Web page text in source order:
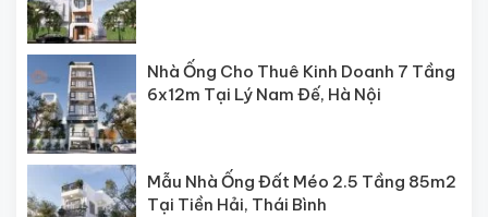
Nhà Ống Cho Thuê Kinh Doanh 7 Tầng
6x12m Tại Lý Nam Đế, Hà Nội
Mẫu Nhà Ống Đất Méo 2.5 Tầng 85m2
Tại Tiền Hải, Thái Bình